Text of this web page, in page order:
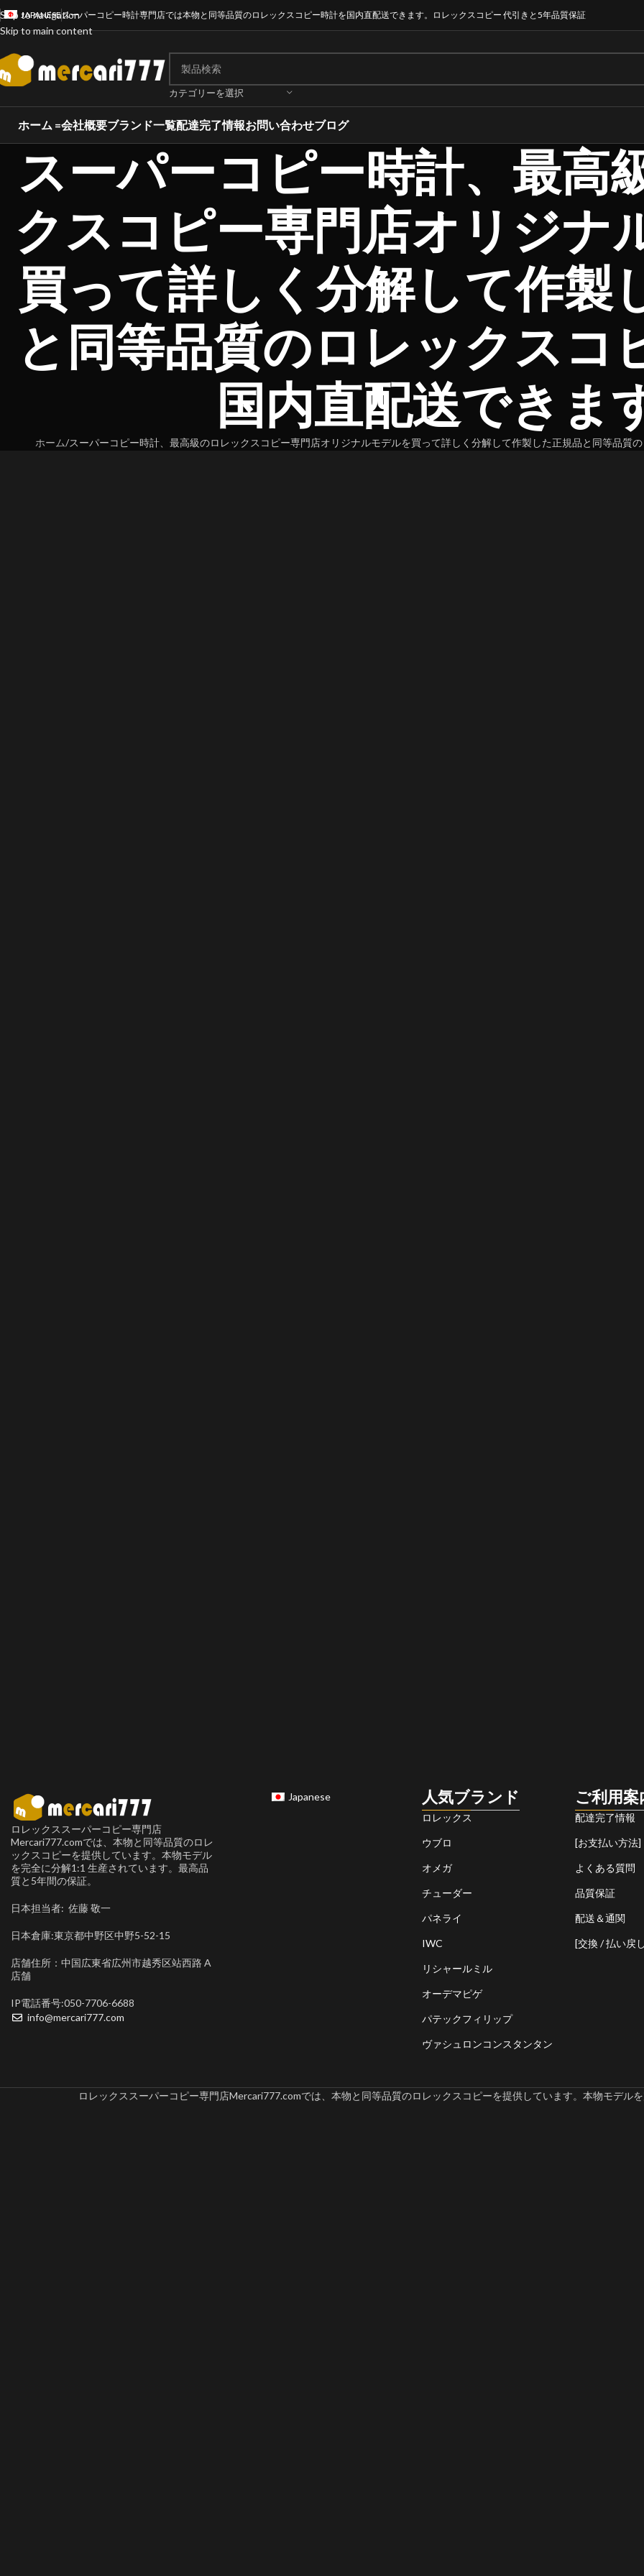
Skip to navigation
Skip to main content
JAPANESEスーパーコピー時計専門店では本物と同等品質のロレックスコピー時計を国内直配送できます。ロレックスコピー 代引きと5年品質保証
カテゴリーを選択
ホーム =会社概要ブランド一覧配達完了情報お問い合わせブログ
スーパーコピー時計、最高
クスコピー専門店オリジナ
買って詳しく分解して作製
と同等品質のロレックスコ
国内直配送できま
ホーム スーパーコピー時計、最高級のロレックスコピー専門店オリジナルモデルを買って詳しく分解して作製した正規品と同等品質
ロレックススーパーコピー専門店
Mercari777.comでは、本物と同等品質のロレ
ックスコピーを提供しています。本物モデル
を完全に分解1:1 生産されています。最高品
質と5年間の保証。
日本担当者: 佐藤 敬一
日本倉庫:東京都中野区中野5-52-15
店舗住所：中国広東省広州市越秀区站西路 A
店舗
IP電話番号:050-7706-6688
info@mercari777.com
Japanese 人気ブランド
ロレックス
ウブロ
オメガ
チューダー
パネライ
IWC
リシャールミル
オーデマピゲ
パテックフィリップ
ヴァシュロンコンスタンタン
ご利用案
配達完了情報
[お支払い方法]
よくある質問
品質保証
配送＆通関
[交換 / 払い戻
ロレックススーパーコピー専門店Mercari777.comでは、本物と同等品質のロレックスコピーを提供しています。本物モデル